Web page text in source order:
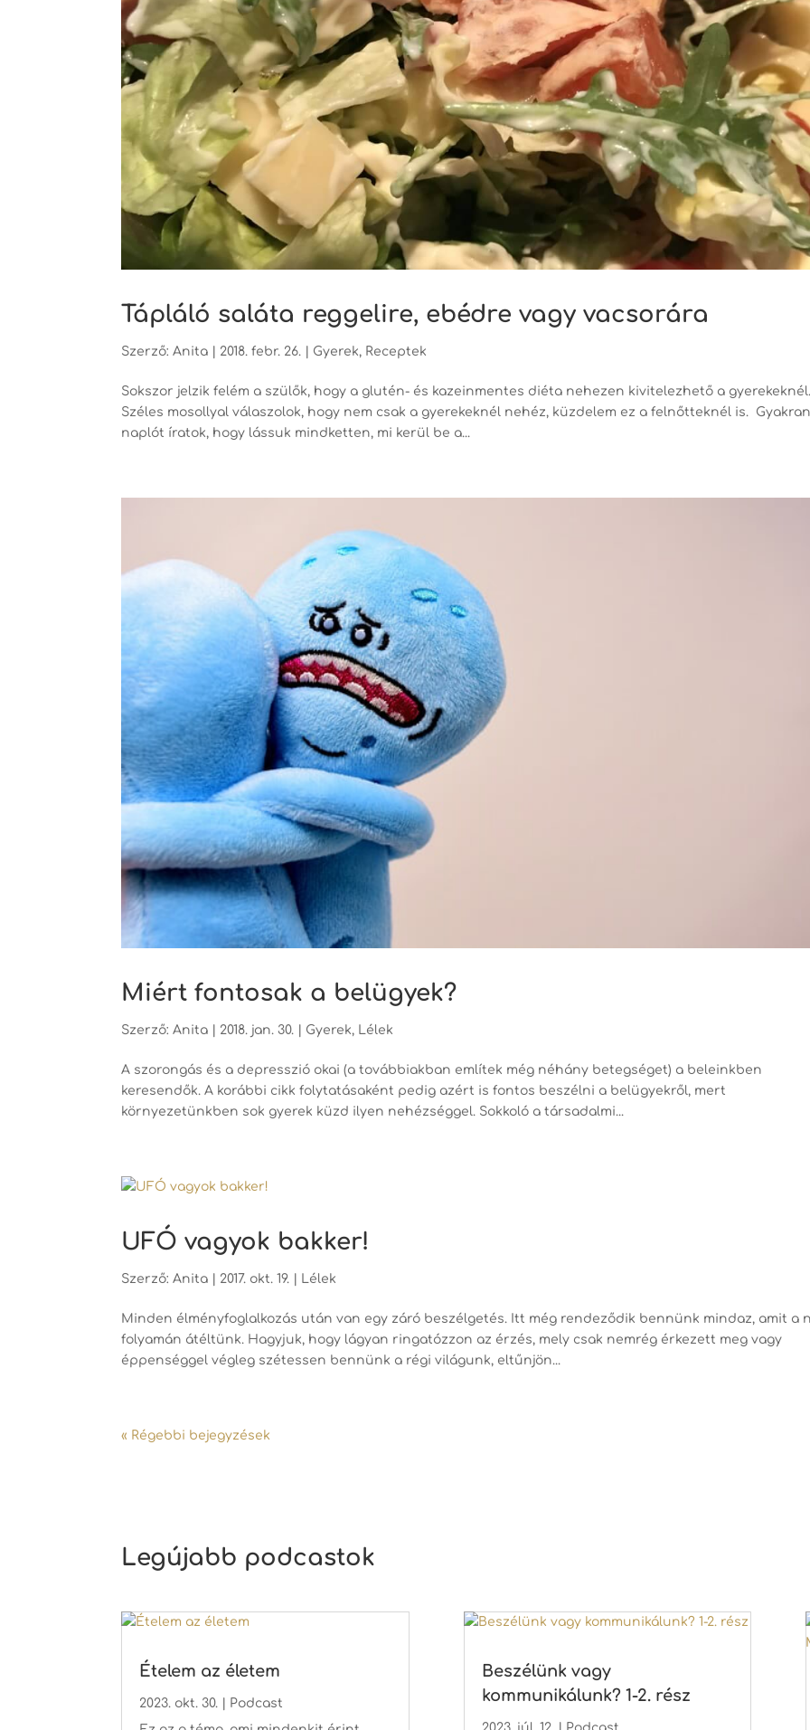
Tápláló saláta reggelire, ebédre vagy vacsorára
Szerző:Anita 2018. febr. 26. Gyerek, Receptek
Sokszor jelzik felém a szülők, hogy a glutén- és kazeinmentes diéta nehezen kivitelezhető a
Széles mosollyal válaszolok, hogy nem csak a gyerekeknél nehéz, küzdelem ez a felnőtteknél is.
naplót íratok, hogy lássuk mindketten, mi kerül be a...
Miért fontosak a belügyek?
Szerző:Anita 2018. jan. 30. Gyerek, Lélek
A szorongás és a depresszió okai (a továbbiakban említek még néhány betegséget) a beleinkben
keresendők. A korábbi cikk folytatásaként pedig azért is fontos beszélni a belügyekről, mert
környezetünkben sok gyerek küzd ilyen nehézséggel. Sokkoló a társadalmi...
UFÓ vagyok bakker!
Szerző:Anita 2017. okt. 19. Lélek
Minden élményfoglalkozás után van egy záró beszélgetés. Itt még rendeződik bennünk mindaz, amit a
folyamán átéltünk. Hagyjuk, hogy lágyan ringatózzon az érzés, mely csak nemrég érkezett meg vagy
éppenséggel végleg szétessen bennünk a régi világunk, eltűnjön...
« Régebbi bejegyzések
Legújabb podcastok
Ételem az életem
2023. okt. 30. | Podcast
Beszélünk vagy
kommunikálunk? 1-2. rész